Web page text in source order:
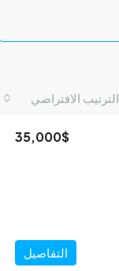
الترتيب الافتراضي
35,000$
التفاصيل